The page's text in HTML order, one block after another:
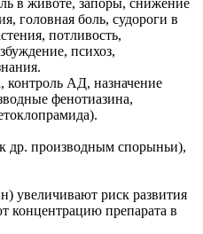
в животе, запоры, снижение
головная боль, судороги в
потливость,
психоз,
АД, назначение
фенотиазина,
др. производным спорыньи),
увеличивают риск развития
препарата в